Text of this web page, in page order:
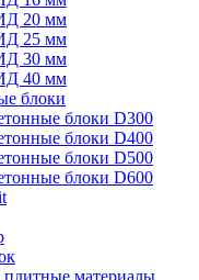
20 мм
25 мм
30 мм
40 мм
блоки
блоки D300
блоки D400
блоки D500
блоки D600
материалы